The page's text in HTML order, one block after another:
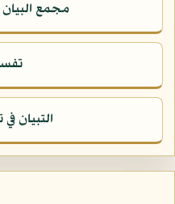
مجمع البيان
التبيان